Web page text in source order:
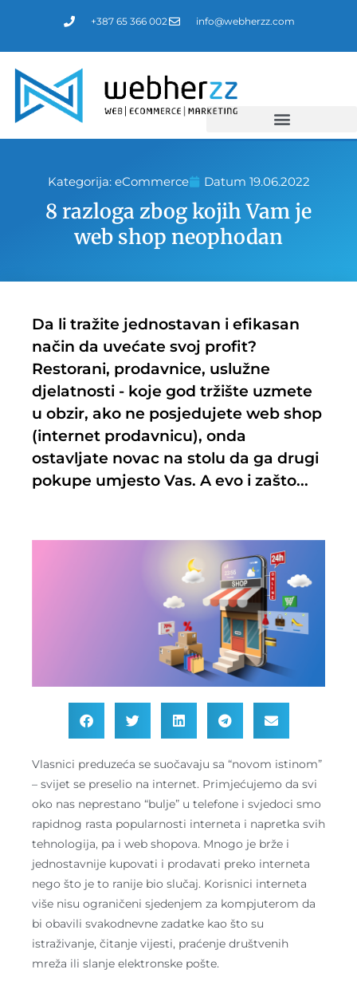
+387 65 366 002 info@webherzz.com
Kategorija: eCommerce Datum 19.06.2022
8 razloga zbog kojih Vam je
web shop neophodan
Da li tražite jednostavan i efikasan
način da uvećate svoj profit?
Restorani, prodavnice, uslužne
djelatnosti - koje god tržište uzmete
u obzir, ako ne posjedujete web shop
(internet prodavnicu), onda
ostavljate novac na stolu da ga drugi
pokupe umjesto Vas. A evo i zašto...
Vlasnici preduzeća se suočavaju sa “novom istinom”
– svijet se preselio na internet. Primjećujemo da svi
oko nas neprestano “bulje” u telefone i svjedoci smo
rapidnog rasta popularnosti interneta i napretka svih
tehnologija, pa i web shopova. Mnogo je brže i
jednostavnije kupovati i prodavati preko interneta
nego što je to ranije bio slučaj. Korisnici interneta
više nisu ograničeni sjedenjem za kompjuterom da
bi obavili svakodnevne zadatke kao što su
istraživanje, čitanje vijesti, praćenje društvenih
mreža ili slanje elektronske pošte.